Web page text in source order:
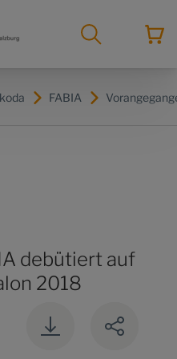
FABIA
debütiert auf
2018